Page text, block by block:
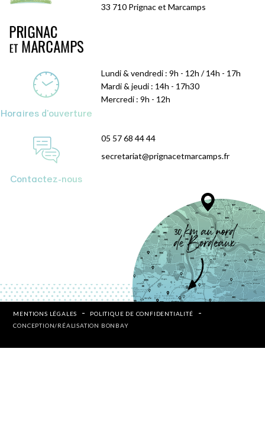
33 710 Prignac et Marcamps
Horaires d'ouverture
Lundi & vendredi : 9h - 12h / 14h - 17h
Mardi & jeudi : 14h - 17h30
Mercredi : 9h - 12h
Contactez-nous
05 57 68 44 44
secretariat@prignacetmarcamps.fr
MENTIONS LÉGALES
POLITIQUE DE CONFIDENTIALITÉ
CONCEPTION/RÉALISATION BONBAY